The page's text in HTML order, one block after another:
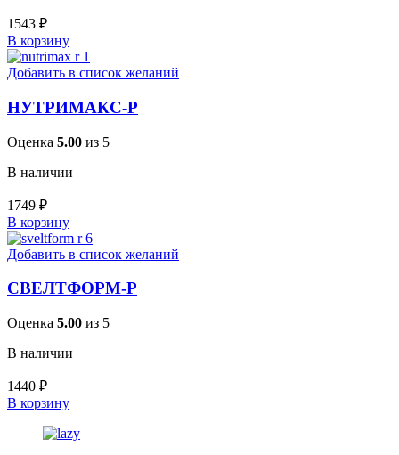
1543 ₽
В корзину
Добавить в список желаний
НУТРИМАКС-Р
Оценка 5.00 из 5
В наличии
1749 ₽
В корзину
Добавить в список желаний
СВЕЛТФОРМ-Р
Оценка 5.00 из 5
В наличии
1440 ₽
В корзину